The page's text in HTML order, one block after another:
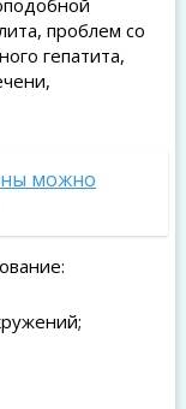
проблем со
гепатита,
можно